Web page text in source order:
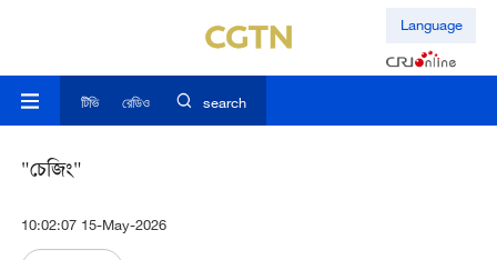
Language
টিভি রেডিও search
"চেজিং"
10:02:07 15-May-2026